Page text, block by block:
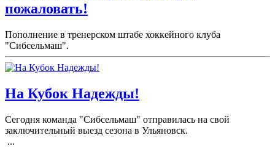
пожаловать!
Пополнение в тренерском штабе хоккейного клуба
"Сибсельмаш".
На Кубок Надежды!
Сегодня команда "Сибсельмаш" отправилась на свой
заключительный выезд сезона в Ульяновск.
...